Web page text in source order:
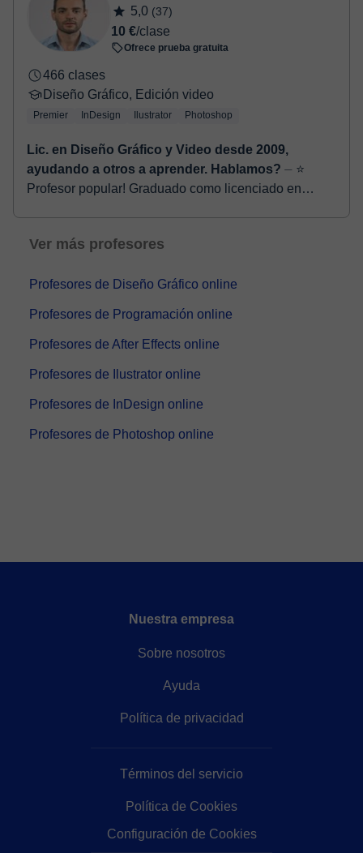
5,0 (37)
10 €/clase
Ofrece prueba gratuita
466 clases
Diseño Gráfico, Edición video
Premier InDesign Ilustrator Photoshop
Lic. en Diseño Gráfico y Video desde 2009,
ayudando a otros a aprender. Hablamos? ⏤ ⭐
Profesor popular! Graduado como licenciado en
compañ...
Ver más profesores
Profesores de Diseño Gráfico online
Profesores de Programación online
Profesores de After Effects online
Profesores de Ilustrator online
Profesores de InDesign online
Profesores de Photoshop online
Nuestra empresa
Sobre nosotros
Ayuda
Política de privacidad
Términos del servicio
Política de Cookies
Configuración de Cookies